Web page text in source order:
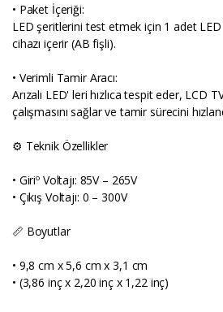
• Paket İçeriği:
LED şeritlerini test etmek için 1 adet
cihazı içerir (AB fişli).
• Verimli Tamir Aracı:
Arızalı LED' leri hızlıca tespit eder, LCD
çalışmasını sağlar ve tamir sürecini
⚙️ Teknik Özellikler
• Giriº Voltajı: 85V – 265V
• Çıkış Voltajı: 0 – 300V
📏 Boyutlar
• 9,8 cm x 5,6 cm x 3,1 cm
• (3,86 inç x 2,20 inç x 1,22 inç)